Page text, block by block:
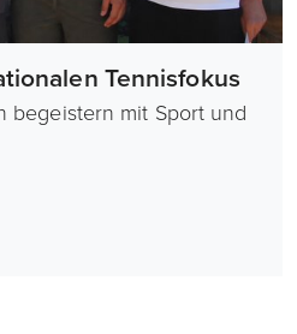
Tennisfokus
begeistern mit Sport und